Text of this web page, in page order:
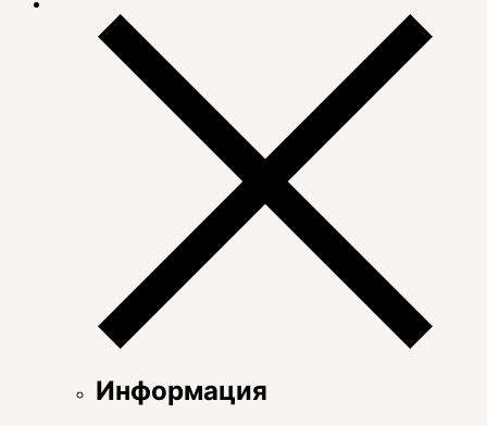
Информация